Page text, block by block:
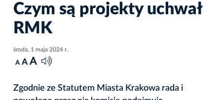
Czym są projekty uchwał
RMK
środa, 1 maja 2024 r.
A A A
Zgodnie ze Statutem Miasta Krakowa rada i